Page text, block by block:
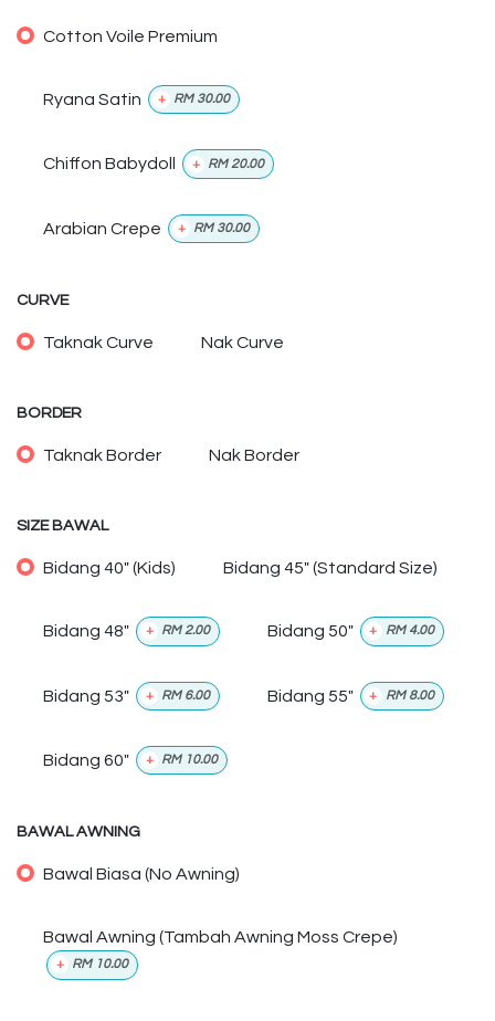
Cotton Voile Premium
Ryana Satin + RM 30.00
Chiffon Babydoll + RM 20.00
Arabian Crepe + RM 30.00
CURVE
Taknak Curve Nak Curve
BORDER
Taknak Border Nak Border
SIZE BAWAL
Bidang 40" (Kids) Bidang 45" (Standard Size)
Bidang 48" + RM2.00 Bidang 50" + RM 4.00
Bidang 53" + RM 6.00 Bidang 55" + RM 8.00
Bidang 60" + RM 10.00
BAWAL AWNING
Bawal Biasa (No Awning)
Bawal Awning (Tambah Awning Moss Crepe)
+ RM 10.00